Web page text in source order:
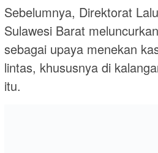
Sebelumnya, Direktorat
Sulawesi Barat
sebagai upaya menekan
lintas, khususnya di
itu.